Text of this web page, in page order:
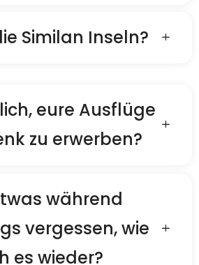
Similan Inseln?
eure Ausflüge
zu erwerben?
während
vergessen, wie
es wieder?